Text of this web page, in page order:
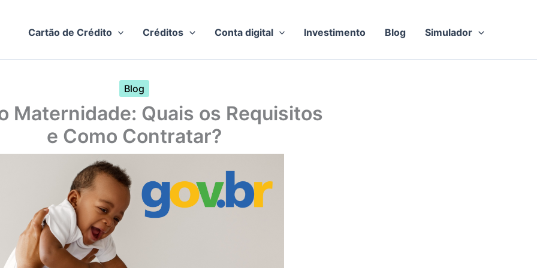
Cartão de Crédito Créditos Conta digital Investimento Blog Simulador
Blog
Maternidade: Quais os Requisitos
e Como Contratar?